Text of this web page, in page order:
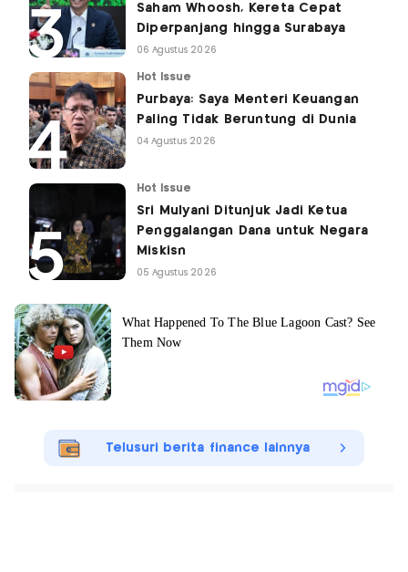
Saham Whoosh, Kereta Cepat
Diperpanjang hingga Surabaya
06 Agustus 2026
Hot Issue
Purbaya: Saya Menteri Keuangan
Paling Tidak Beruntung di Dunia
04 Agustus 2026
Hot Issue
Sri Mulyani Ditunjuk Jadi Ketua
Penggalangan Dana untuk Negara
Miskisn
05 Agustus 2026
Telusuri berita finance lainnya